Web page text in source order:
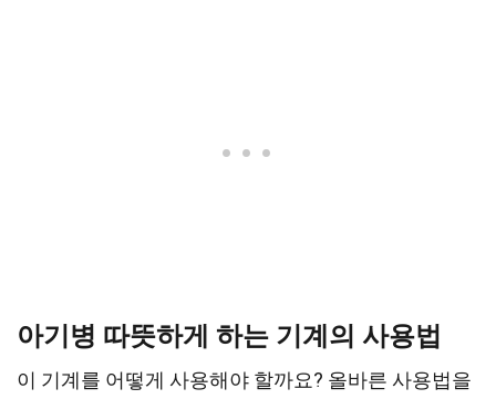
아기병 따뜻하게 하는 기계의 사용법
이 기계를 어떻게 사용해야 할까요? 올바른 사용법을